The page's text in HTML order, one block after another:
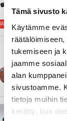
Tämä sivusto
Käytämme
tukemiseen ja
jaamme
alan
sivustoamme.
tietoja muihin
kerätty, kun
22 %